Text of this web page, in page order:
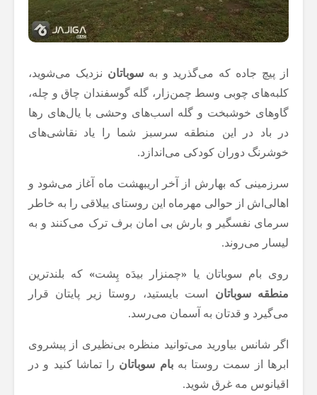
از پیچ جاده که می‌گذرید و بهسوباتان نزدیک می‌شوید،
کلبه‌های چوبی وسط چمن‌زار، گله گوسفندان چاق و چله،
گاوهای خوشبخت و گله اسب‌های وحشی با یال‌های رها
در باد در این منطقه سرسبز شما را یاد نقاشی‌های
خوشرنگ دوران کودکی می‌اندازد.
سرزمینی که بهارش از آخر اریبهشت ماه آغاز می‌شود و
اهالی‌اش از حوالی مهرماه این روستای ییلاقی را به خاطر
سرمای نفسگیر و بارش بی امان برف ترک می‌کنند و به
لیسار می‌روند.
روی بام سوباتان یا «چمنزار بیدَه پِشت» که بلندترین
منطقه سوباتان است بایستید، روستا زیر پایتان قرار
می‌گیرد و قدتان به آسمان می‌رسد.
اگر شانس بیاورید می‌توانید منظره بی‌نظیری از پیشروی
ابرها از سمت روستا بهبام سوباتان را تماشا کنید و در
اقیانوس مه غرق شوید.